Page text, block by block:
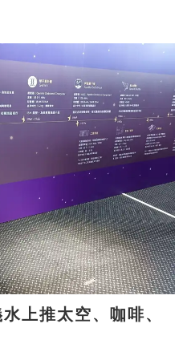
上推太空、咖啡、